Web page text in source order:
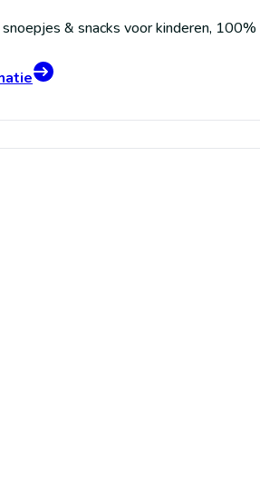
& snacks voor kinderen, 100%